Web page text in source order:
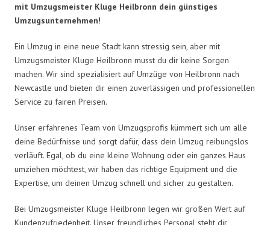
mit Umzugsmeister Kluge Heilbronn dein günstiges
Umzugsunternehmen!
Ein Umzug in eine neue Stadt kann stressig sein, aber mit
Umzugsmeister Kluge Heilbronn musst du dir keine Sorgen
machen. Wir sind spezialisiert auf Umzüge von Heilbronn nach
Newcastle und bieten dir einen zuverlässigen und professionellen
Service zu fairen Preisen.
Unser erfahrenes Team von Umzugsprofis kümmert sich um alle
deine Bedürfnisse und sorgt dafür, dass dein Umzug reibungslos
verläuft. Egal, ob du eine kleine Wohnung oder ein ganzes Haus
umziehen möchtest, wir haben das richtige Equipment und die
Expertise, um deinen Umzug schnell und sicher zu gestalten.
Bei Umzugsmeister Kluge Heilbronn legen wir großen Wert auf
Kundenzufriedenheit. Unser freundliches Personal steht dir